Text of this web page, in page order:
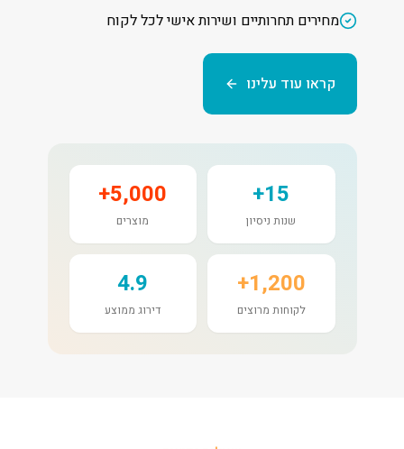
מחירים תחרותיים ושירות אישי לכל לקוח
קראו עוד עלינו
15+
שנות ניסיון
5,000+
מוצרים
1,200+
לקוחות מרוצים
4.9
דירוג ממוצע